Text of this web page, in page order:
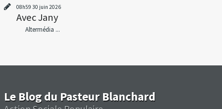
08h59 30 juin 2026
Avec Jany
Altermédia ...
Le Blog du Pasteur Blanchard